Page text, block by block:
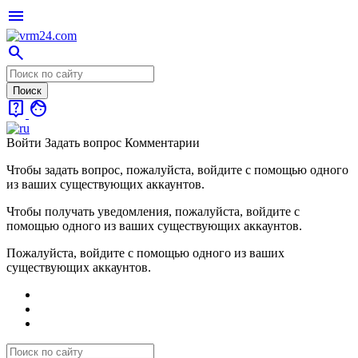
menu
search
live_help face
Войти Задать вопрос Комментарии
Чтобы задать вопрос, пожалуйста, войдите с помощью одного
из ваших существующих аккаунтов.
Чтобы получать уведомления, пожалуйста, войдите с
помощью одного из ваших существующих аккаунтов.
Пожалуйста, войдите с помощью одного из ваших
существующих аккаунтов.